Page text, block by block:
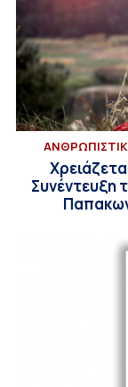
Συνέντευξη